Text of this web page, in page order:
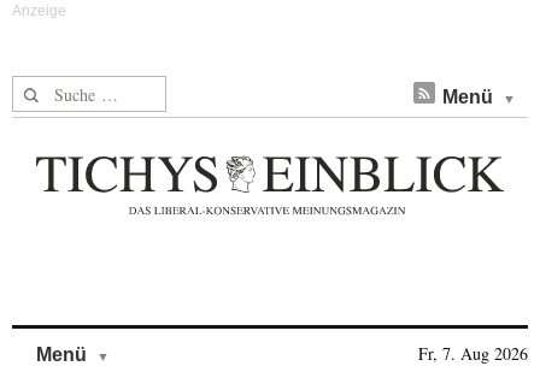
Suche nach: Menü
Menü Fr, 7. Aug 2026